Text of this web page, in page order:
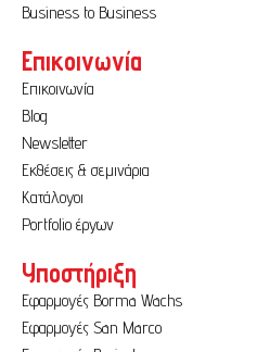
Business to Business
Επικοινωνία
Επικοινωνία
Blog
Newsletter
Εκθέσεις & σεμινάρια
Κατάλογοι
Portfolio έργων
Υποστήριξη
Εφαρμογές Borma Wachs
Εφαρμογές San Marco